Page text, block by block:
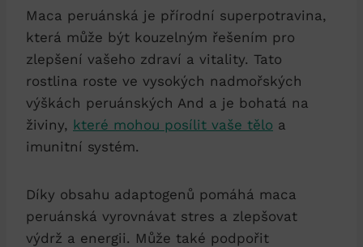
Maca peruánská je přírodní superpotravina,
která může být kouzelným řešením pro
zlepšení vašeho zdraví a vitality. Tato
rostlina roste ve vysokých nadmořských
výškách peruánských And a je bohatá na
živiny, které mohou posílit vaše tělo a
imunitní systém.
Díky obsahu adaptogenů pomáhá maca
peruánská vyrovnávat stres a zlepšovat
výdrž a energii. Může také podpořit